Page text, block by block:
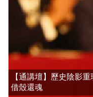
【通講壇】歷史陰影
借殼還魂